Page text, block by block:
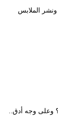
ونشر الملابس
وعلى وجه أدق..